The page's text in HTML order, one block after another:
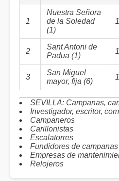
1
Nuestra Señora
de la Soledad
(1)
2
Sant Antoni de
Padua (1)
3
San Miguel
mayor, fija (6)
SEVILLA: Campanas,
Investigador, escritor,
Campaneros
Carillonistas
Escalatorres
Fundidores de campanas
Empresas de
Relojeros